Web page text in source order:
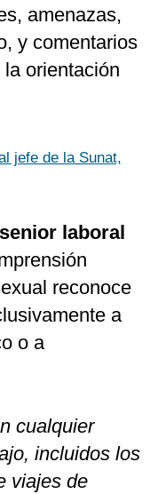
amenazas,
y comentarios
orientación
jefe de la Sunat,
laboral
reconoce
a
o a
cualquier
incluidos los
viajes de